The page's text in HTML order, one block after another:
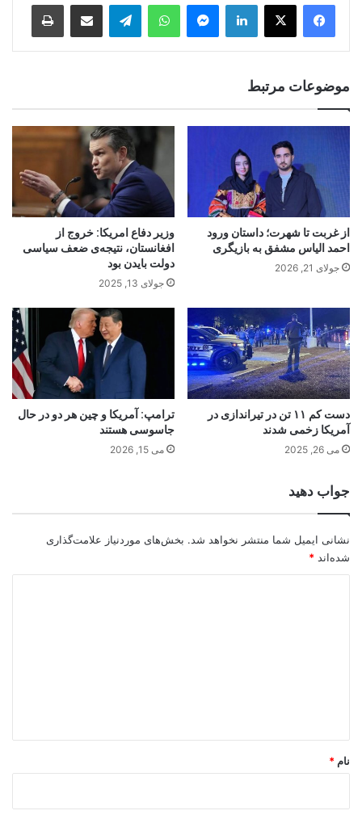
LinkedIn
Messenger
WhatsApp
Telegram
Share via Email
Print
موضوعات مرتبط
از غربت تا شهرت؛ داستان ورود
احمد الیاس مشفق به بازیگری
جولای 21, 2026
وزیر دفاع امریکا: خروج از
افغانستان، نتیجه‌ی ضعف سیاسی
دولت بایدن بود
جولای 13, 2025
دست کم ۱۱ تن در تیراندازی در
آمریکا زخمی شدند
می 26, 2025
ترامپ: آمریکا و چین هر دو در حال
جاسوسی هستند
می 15, 2026
جواب دهید
نشانی ایمیل شما منتشر نخواهد شد. بخش‌های موردنیاز علامت‌گذاری
شده‌اند *
نام *